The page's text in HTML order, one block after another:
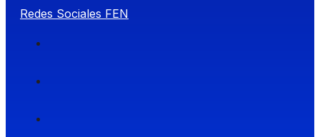
Redes Sociales FEN